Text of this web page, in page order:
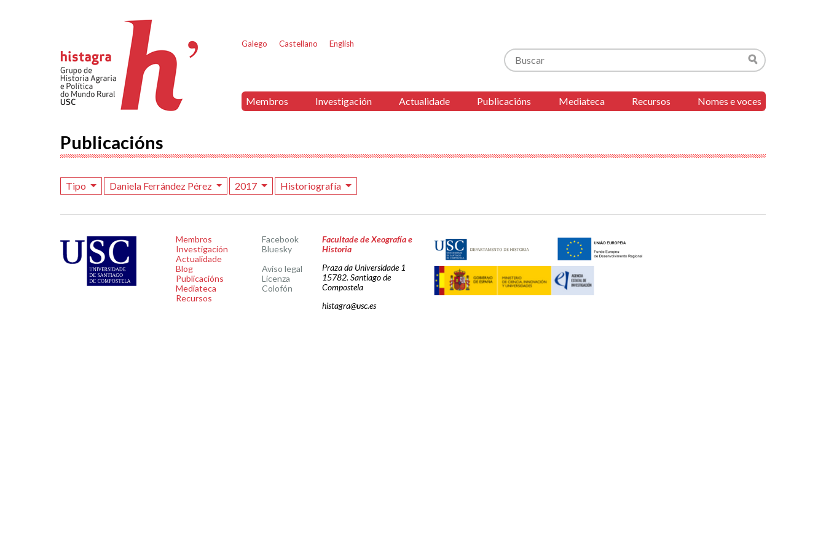
Galego Castellano English
Buscar
Buscar
Membros Investigación Actualidade Publicacións Mediateca Recursos Nomes e voces
Publicacións
Tipo Daniela Ferrández Pérez 2017 Historiografía
Membros
Investigación
Actualidade
Blog
Publicacións
Mediateca
Recursos
Facebook
Bluesky
Aviso legal
Licenza
Colofón
Facultade de Xeografía e
Historia
Praza da Universidade 1
15782. Santiago de
Compostela
histagra@usc.es